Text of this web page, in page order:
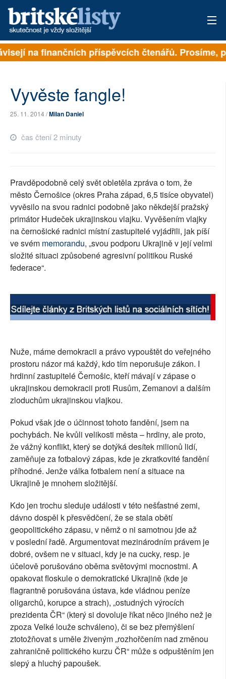
PŘIHLÁSIT
ARCHIV
AUTOŘI
PŘÍSPĚVKY NA PROVOZ
SOCIÁLNÍ SÍTĚ
RUBRIKY
na finančních příspěvcích čtenářů. Prosíme,
Vyvěste fangle!
25. 11. 2014 /Milan Daniel
čas čtení 2 minuty
Pravděpodobně celý svět obletěla zpráva o tom, že
město Černošice (okres Praha západ, 6,5 tisíce obyvatel)
vyvěsilo na svou radnici podobně jako někdejší pražský
primátor Hudeček ukrajinskou vlajku. Vyvěšením vlajky
na černošické radnici místní zastupitelé vyjádřili, jak píší
ve svém memorandu, „svou podporu Ukrajině v její velmi
složité situaci způsobené agresivní politikou Ruské
federace“.
Nuže, máme demokracii a právo vypouštět do veřejného
prostoru názor má každý, kdo tím neporušuje zákon. I
hrdinní zastupitelé Černošic, kteří mávají v zápase o
ukrajinskou demokracii proti Rusům, Zemanovi a dalším
zloduchům ukrajinskou vlajkou.
Pokud však jde o účinnost tohoto fandění, jsem na
pochybách. Ne kvůli velikosti města – hrdiny, ale proto,
že vážný konflikt, který se dotýká desítek milionů lidí,
zaměňuje za fotbalový zápas, kde je zkratkovité fandění
příhodné. Jenže válka fotbalem není a situace na
Ukrajině je mnohem složitější.
Kdo jen trochu sleduje události v této nešťastné zemi,
dávno dospěl k přesvědčení, že se stala obětí
geopolitického zápasu, v němž o ni samotnou jde až
v poslední řadě. Argumentovat mezinárodním právem je
dobré, ovšem ne v situaci, kdy je na cucky, resp. je
účelově porušováno oběma světovými mocnostmi. A
opakovat floskule o demokratické Ukrajině (kde je
flagrantně porušována ústava, kde vládnou peníze
oligarchů, korupce a strach), „ostudných výrocích
prezidenta ČR“ (který si dovoluje říkat něco jiného než je
zpoza Velké louže schváleno), či se bez přemýšlení
ztotožňovat s uměle živeným „rozhořčením nad změnou
zahraničně politického kurzu ČR“ může s odpuštěním jen
slepý a hluchý papoušek.